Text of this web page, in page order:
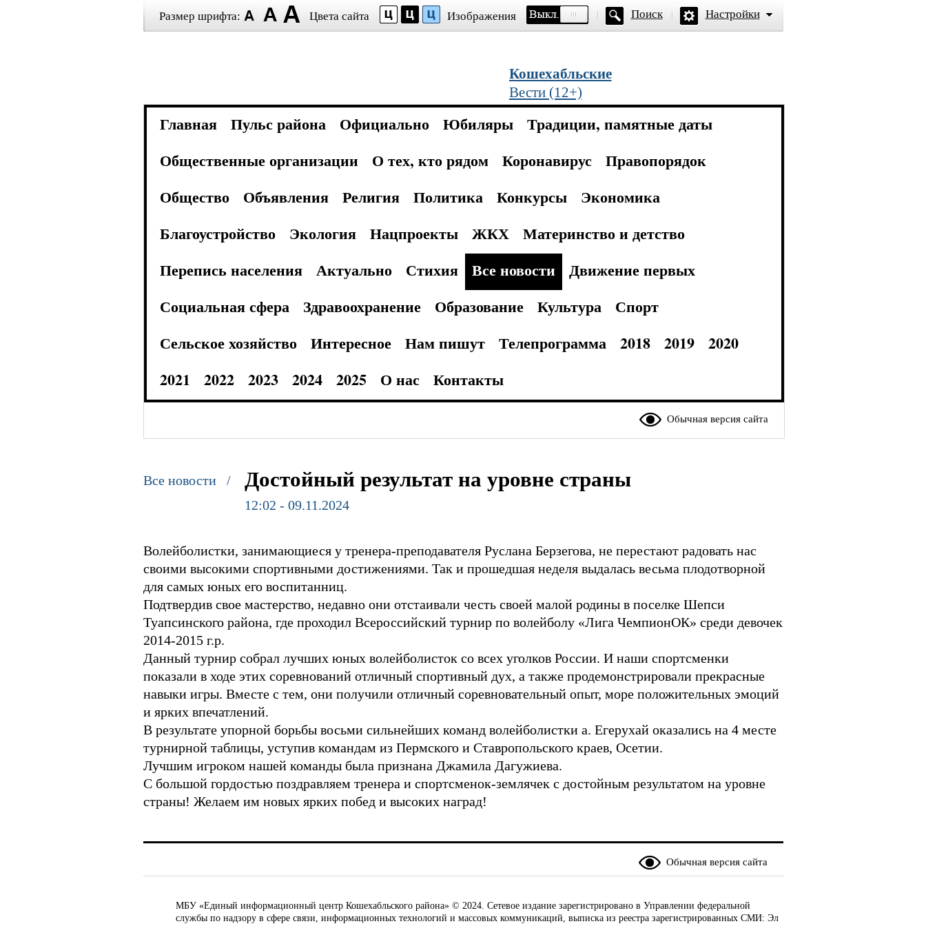
Размер шрифта: Цвета сайта Изображения Поиск Настройки
Кошехабльские
Вести (12+)
Главная Пульс района Официально Юбиляры
Традиции, памятные даты
Общественные организации
О тех, кто рядом Коронавирус
Правопорядок
Общество
Объявления Религия Политика Конкурсы
Экономика
Благоустройство
Экология Нацпроекты ЖКХ
Материнство и детство
Перепись населения
Актуально Стихия Все новости
Движение первых
Социальная сфера
Здравоохранение Образование Культура
Спорт
Сельское хозяйство
Интересное Нам пишут Телепрограмма 2018 2019
2020
2021
2022 2023 2024 2025 О нас Контакты
Обычная версия сайта
Все новости / Достойный результат на уровне страны
12:02 - 09.11.2024
Волейболистки, занимающиеся у тренера-преподавателя Руслана Берзегова, не перестают радовать нас
своими высокими спортивными достижениями. Так и прошедшая неделя выдалась весьма плодотворной
для самых юных его воспитанниц.
Подтвердив свое мастерство, недавно они отстаивали честь своей малой родины в поселке Шепси
Туапсинского района, где проходил Всероссийский турнир по волейболу «Лига ЧемпионОК» среди девочек
2014-2015 г.р.
Данный турнир собрал лучших юных волейболисток со всех уголков России. И наши спортсменки
показали в ходе этих соревнований отличный спортивный дух, а также продемонстрировали прекрасные
навыки игры. Вместе с тем, они получили отличный соревновательный опыт, море положительных эмоций
и ярких впечатлений.
В результате упорной борьбы восьми сильнейших команд волейболистки а. Егерухай оказались на 4 месте
турнирной таблицы, уступив командам из Пермского и Ставропольского краев, Осетии.
Лучшим игроком нашей команды была признана Джамила Дагужиева.
С большой гордостью поздравляем тренера и спортсменок-землячек с достойным результатом на уровне
страны! Желаем им новых ярких побед и высоких наград!
Обычная версия сайта
МБУ «Единый информационный центр Кошехабльского района» © 2024. Сетевое издание зарегистрировано в Управлении федеральной
службы по надзору в сфере связи, информационных технологий и массовых коммуникаций, выписка из реестра зарегистрированных СМИ: Эл